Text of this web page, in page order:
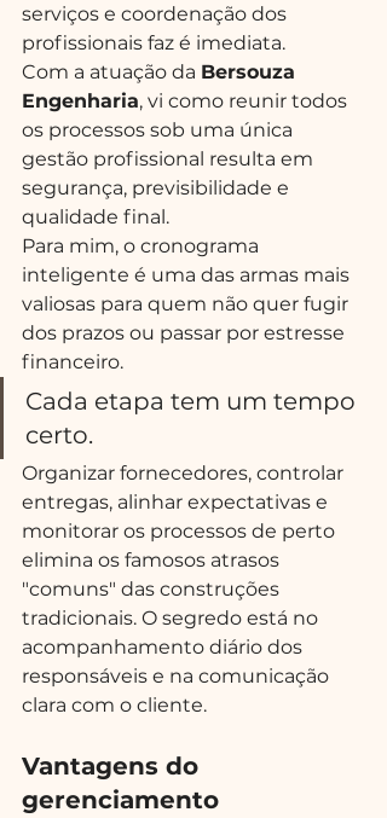
serviços e coordenação dos
profissionais faz é imediata.
Com a atuação da Bersouza
Engenharia, vi como reunir todos
os processos sob uma única
gestão profissional resulta em
segurança, previsibilidade e
qualidade final.
Para mim, o cronograma
inteligente é uma das armas mais
valiosas para quem não quer fugir
dos prazos ou passar por estresse
financeiro.
Cada etapa tem um tempo
certo.
Organizar fornecedores, controlar
entregas, alinhar expectativas e
monitorar os processos de perto
elimina os famosos atrasos
"comuns" das construções
tradicionais. O segredo está no
acompanhamento diário dos
responsáveis e na comunicação
clara com o cliente.
Vantagens do
gerenciamento